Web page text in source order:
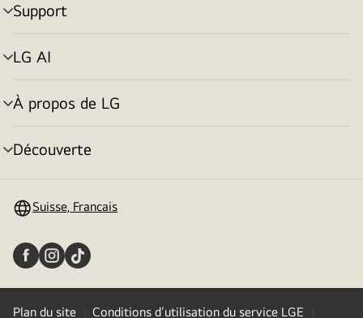
Support
menu
déroulant
LG AI
menu
déroulant
À propos de LG
menu
déroulant
Découverte
menu
Suisse, Francais
Plan du site Conditions d’utilisation du service LGE